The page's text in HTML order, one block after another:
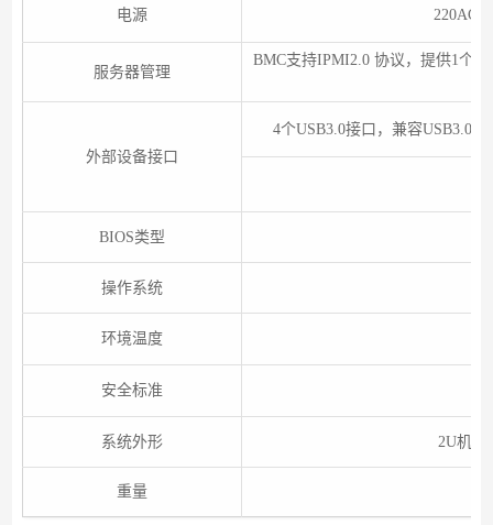
电源 220AC
服务器管理
BMC支持IPMI2.0 协议，提供1个
外部设备接口
4个USB3.0接口，兼容USB3.0
BIOS类型
操作系统
环境温度
安全标准
系统外形 2U机架
重量